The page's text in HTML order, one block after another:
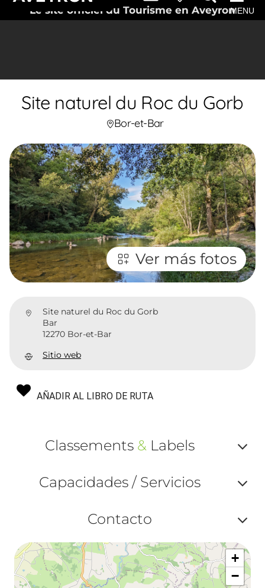
Le site officiel du Tourisme en AveyronMENU
Site naturel du Roc du Gorb
Bor-et-Bar
Ver más fotos
Site naturel du Roc du Gorb
Bar
12270 Bor-et-Bar
Sitio web
AÑADIR AL LIBRO DE RUTA
Classements &Labels
ou
Capacidades / Servicios
ou
Contacto
ou
+
−